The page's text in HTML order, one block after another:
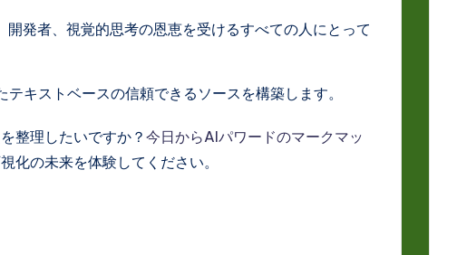
発者、視覚的思考の恩恵を受けるすべての人にとって
キストベースの信頼できるソースを構築します。
整理したいですか？ 今日からAIパワードのマークマッ
化の未来を体験してください。